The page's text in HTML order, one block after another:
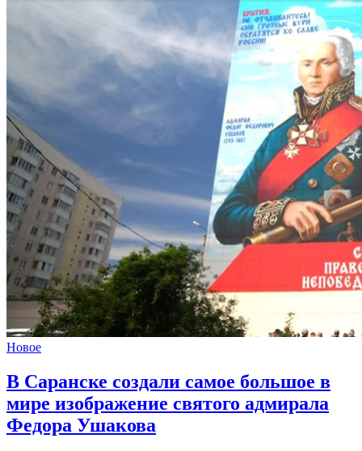
Новое
В Саранске создали самое большое в
мире изображение святого адмирала
Федора Ушакова